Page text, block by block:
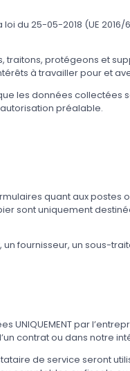
du 25-05-2018 (UE 2016/
traitons, protégeons et
à travailler pour et
les données collectées
préalable.
quant aux postes
sont uniquement
fournisseur, un sous-
par
contrat ou dans notre
de service seront